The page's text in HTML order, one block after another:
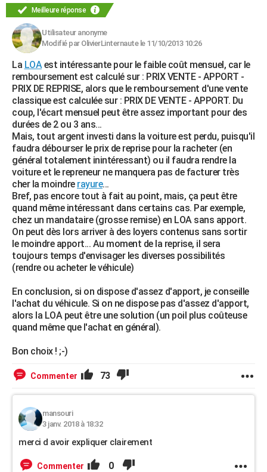
FORUM
Bricolage
Lifestyle
Culture
Sport
Auto
Television
Voyage
Cinema
Meilleure réponse
Utilisateur anonyme
Modifié par OlivierLinternaute le 11/10/2013 10:26
La LOAest intéressante pour le faible coût mensuel, car le
remboursement est calculé sur : PRIX VENTE - APPORT -
PRIX DE REPRISE, alors que le remboursement d'une vente
classique est calculée sur : PRIX DE VENTE - APPORT. Du
coup, l'écart mensuel peut être assez important pour des
durées de 2 ou 3 ans...
Mais, tout argent investi dans la voiture est perdu, puisqu'il
faudra débourser le prix de reprise pour la racheter (en
général totalement inintéressant) ou il faudra rendre la
voiture et le repreneur ne manquera pas de facturer très
cher la moindre rayure...
Bref, pas encore tout à fait au point, mais, ça peut être
quand même intéressant dans certains cas. Par exemple,
chez un mandataire (grosse remise) en LOA sans apport.
On peut dès lors arriver à des loyers contenus sans sortir
le moindre apport... Au moment de la reprise, il sera
toujours temps d'envisager les diverses possibilités
(rendre ou acheter le véhicule)
En conclusion, si on dispose d'assez d'apport, je conseille
l'achat du véhicule. Si on ne dispose pas d'assez d'apport,
alors la LOA peut être une solution (un poil plus coûteuse
quand même que l'achat en général).
Bon choix ! ;-)
Commenter 73
mansouri
3 janv. 2018 à 18:32
merci d avoir expliquer clairement
Commenter 0